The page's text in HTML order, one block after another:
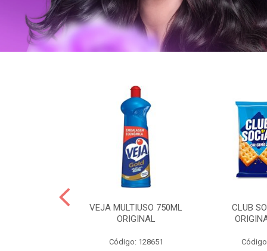
VEJA MULTIUSO 750ML
ORIGINAL
Código: 128651
CLUB